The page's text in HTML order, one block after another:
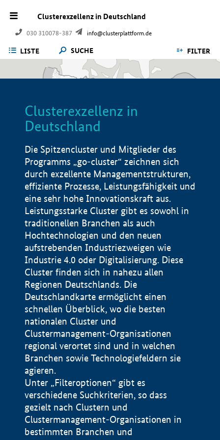
Clusterexzellenz in Deutschland
030 310078-387 info@clusterplattform.de
LISTE SUCHE FILTER
Clusterexzellenz in
Deutschland
Die Spitzencluster und Mitglieder des
Programms „go-cluster“ zeichnen sich
durch exzellente Managementstrukturen,
effiziente Prozesse, Leistungsfähigkeit und
eine sehr hohe Innovationskraft aus.
Leistungsstarke Cluster gibt es sowohl in
traditionellen Branchen als auch
Hochtechnologien und den neuen
aufstrebenden Industriezweigen wie
Industrie 4.0 oder Digitalisierung. Diese
Cluster finden sich in nahezu allen
Regionen Deutschlands. Die
Deutschlandkarte ermöglicht einen
schnellen Überblick, wo die besten
nationalen Cluster und
Clustermanagement-Organisationen
regional verortet sind und in welchen
Branchen sowie Technologiefeldern sie
agieren.
Unter „Filteroptionen“ gibt es
verschiedene Suchkriterien, so dass
gezielt nach Clustern und
Clustermanagement-Organisationen in
bestimmten Branchen und
Impressum
Datenschutzerklärung
BMWE, 2026 ©
100 km © Geobasis-DE / BKG 2015